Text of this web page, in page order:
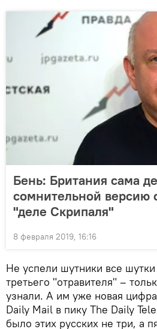
Бень: Британия сама
сомнительной версию
"деле Скрипаля"
8 февраля 2019, 16:16
Не успели шутники все
третьего "отравителя" –
узнали. А им уже новая
Daily Mail в пику The Daily
было этих русских не три, а